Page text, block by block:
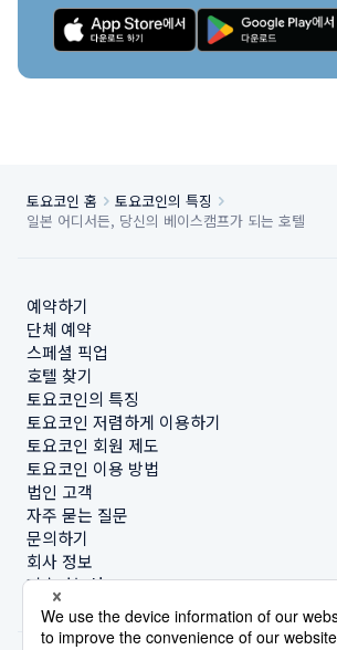
토요코인 홈
토요코인의 특징
일본 어디서든, 당신의 베이스캠프가 되는 호텔
예약하기
단체 예약
스페셜 픽업
호텔 찾기
토요코인의 특징
토요코인 저렴하게 이용하기
토요코인 회원 제도
토요코인 이용 방법
법인 고객
자주 묻는 질문
문의하기
회사 정보
지속가능성